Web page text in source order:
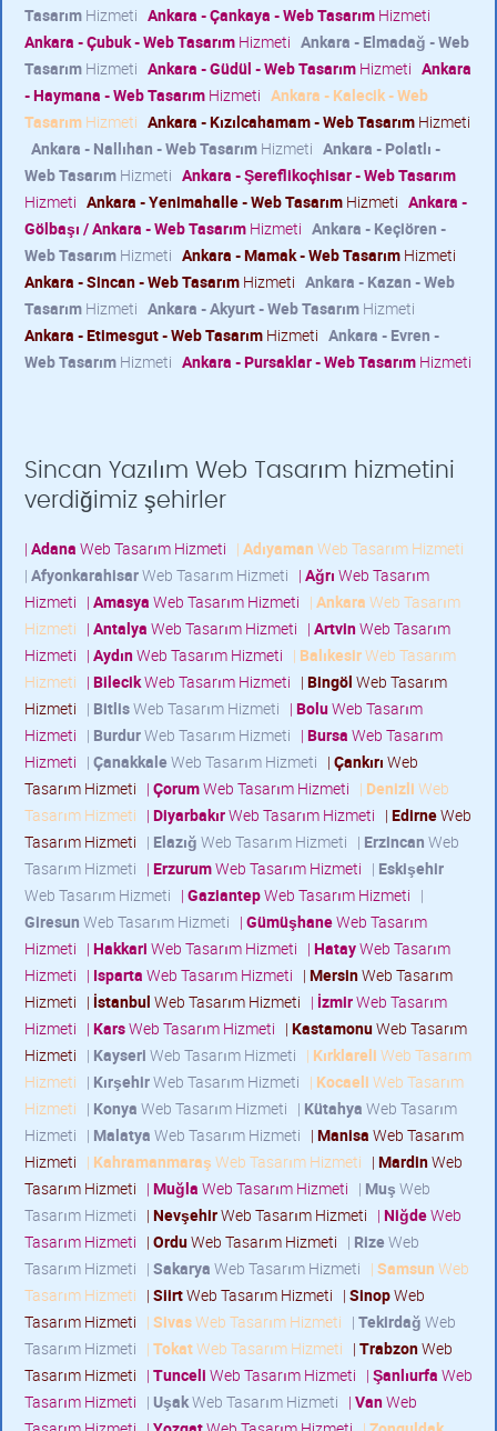
Tasarım Hizmeti Ankara - Çankaya - Web Tasarım Hizmeti
Ankara - Çubuk - Web Tasarım Hizmeti Ankara - Elmadağ - Web
Tasarım Hizmeti Ankara - Güdül - Web Tasarım Hizmeti Ankara
- Haymana - Web Tasarım Hizmeti Ankara - Kalecik - Web
Tasarım Hizmeti Ankara - Kızılcahamam - Web Tasarım Hizmeti
Ankara - Nallıhan - Web Tasarım Hizmeti Ankara - Polatlı -
Web Tasarım Hizmeti Ankara - Şereflikoçhisar - Web Tasarım
Hizmeti Ankara - Yenimahalle - Web Tasarım Hizmeti Ankara -
Gölbaşı / Ankara - Web Tasarım Hizmeti Ankara - Keçiören -
Web Tasarım Hizmeti Ankara - Mamak - Web Tasarım Hizmeti
Ankara - Sincan - Web Tasarım Hizmeti Ankara - Kazan - Web
Tasarım Hizmeti Ankara - Akyurt - Web Tasarım Hizmeti
Ankara - Etimesgut - Web Tasarım Hizmeti Ankara - Evren -
Web Tasarım Hizmeti Ankara - Pursaklar - Web Tasarım Hizmeti
Sincan Yazılım Web Tasarım hizmetini
verdiğimiz şehirler
| Adana Web Tasarım Hizmeti | Adıyaman Web Tasarım Hizmeti
| AfyonkarahisarWeb Tasarım Hizmeti | Ağrı Web Tasarım
Hizmeti | Amasya Web Tasarım Hizmeti | Ankara Web Tasarım
Hizmeti | Antalya Web Tasarım Hizmeti | ArtvinWeb Tasarım
Hizmeti | AydınWeb Tasarım Hizmeti | BalıkesirWeb Tasarım
Hizmeti | BilecikWeb Tasarım Hizmeti | Bingöl Web Tasarım
Hizmeti | BitlisWeb Tasarım Hizmeti | BoluWeb Tasarım
Hizmeti | BurdurWeb Tasarım Hizmeti | Bursa Web Tasarım
Hizmeti | Çanakkale Web Tasarım Hizmeti | Çankırı Web
Tasarım Hizmeti | ÇorumWeb Tasarım Hizmeti | Denizli Web
Tasarım Hizmeti | DiyarbakırWeb Tasarım Hizmeti | EdirneWeb
Tasarım Hizmeti | Elazığ Web Tasarım Hizmeti | Erzincan Web
Tasarım Hizmeti | ErzurumWeb Tasarım Hizmeti | Eskişehir
Web Tasarım Hizmeti | GaziantepWeb Tasarım Hizmeti |
Giresun Web Tasarım Hizmeti | GümüşhaneWeb Tasarım
Hizmeti | Hakkari Web Tasarım Hizmeti | HatayWeb Tasarım
Hizmeti | Isparta Web Tasarım Hizmeti | MersinWeb Tasarım
Hizmeti | İstanbul Web Tasarım Hizmeti | İzmirWeb Tasarım
Hizmeti | KarsWeb Tasarım Hizmeti | KastamonuWeb Tasarım
Hizmeti | Kayseri Web Tasarım Hizmeti | Kırklareli Web Tasarım
Hizmeti | KırşehirWeb Tasarım Hizmeti | Kocaeli Web Tasarım
Hizmeti | Konya Web Tasarım Hizmeti | Kütahya Web Tasarım
Hizmeti | Malatya Web Tasarım Hizmeti | Manisa Web Tasarım
Hizmeti | Kahramanmaraş Web Tasarım Hizmeti | MardinWeb
Tasarım Hizmeti | Muğla Web Tasarım Hizmeti | Muş Web
Tasarım Hizmeti | NevşehirWeb Tasarım Hizmeti | NiğdeWeb
Tasarım Hizmeti | OrduWeb Tasarım Hizmeti | Rize Web
Tasarım Hizmeti | Sakarya Web Tasarım Hizmeti | Samsun Web
Tasarım Hizmeti | SiirtWeb Tasarım Hizmeti | SinopWeb
Tasarım Hizmeti | SivasWeb Tasarım Hizmeti | Tekirdağ Web
Tasarım Hizmeti | TokatWeb Tasarım Hizmeti | TrabzonWeb
Tasarım Hizmeti | Tunceli Web Tasarım Hizmeti | Şanlıurfa Web
Tasarım Hizmeti | UşakWeb Tasarım Hizmeti | VanWeb